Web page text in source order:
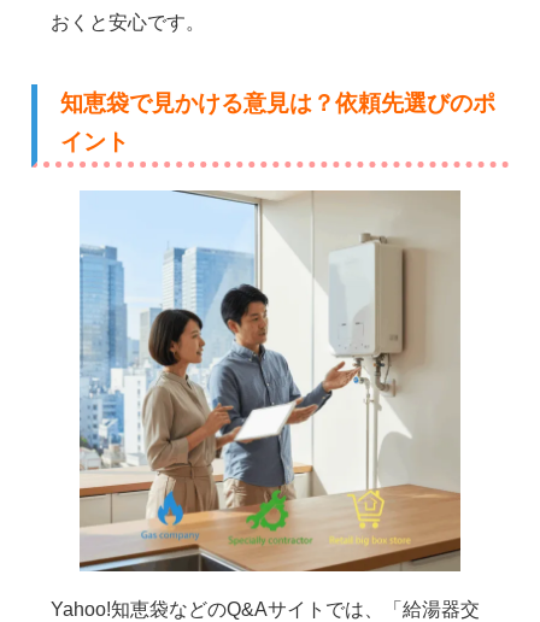
おくと安心です。
知恵袋で見かける意見は？依頼先選びのポ
イント
Yahoo!知恵袋などのQ&Aサイトでは、「給湯器交